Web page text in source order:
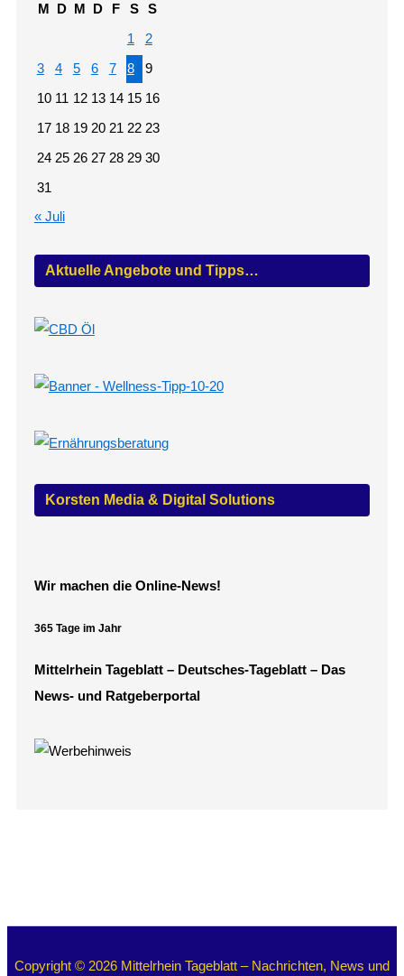
M
D M D F S S
1 2
3 4 5 6 7 8 9
10 11 12 13 14 15 16
17 18 19 20 21 22 23
24 25 26 27 28 29 30
31
« Juli
Aktuelle Angebote und Tipps…
Korsten Media & Digital Solutions
Wir machen die Online-News!
365 Tage im Jahr
Mittelrhein Tageblatt – Deutsches-Tageblatt – Das
News- und Ratgeberportal
Copyright © 2026 Mittelrhein Tageblatt – Nachrichten, News und